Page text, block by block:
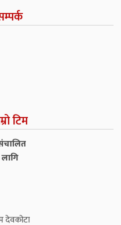
टिम
संचालित
देवकोटा